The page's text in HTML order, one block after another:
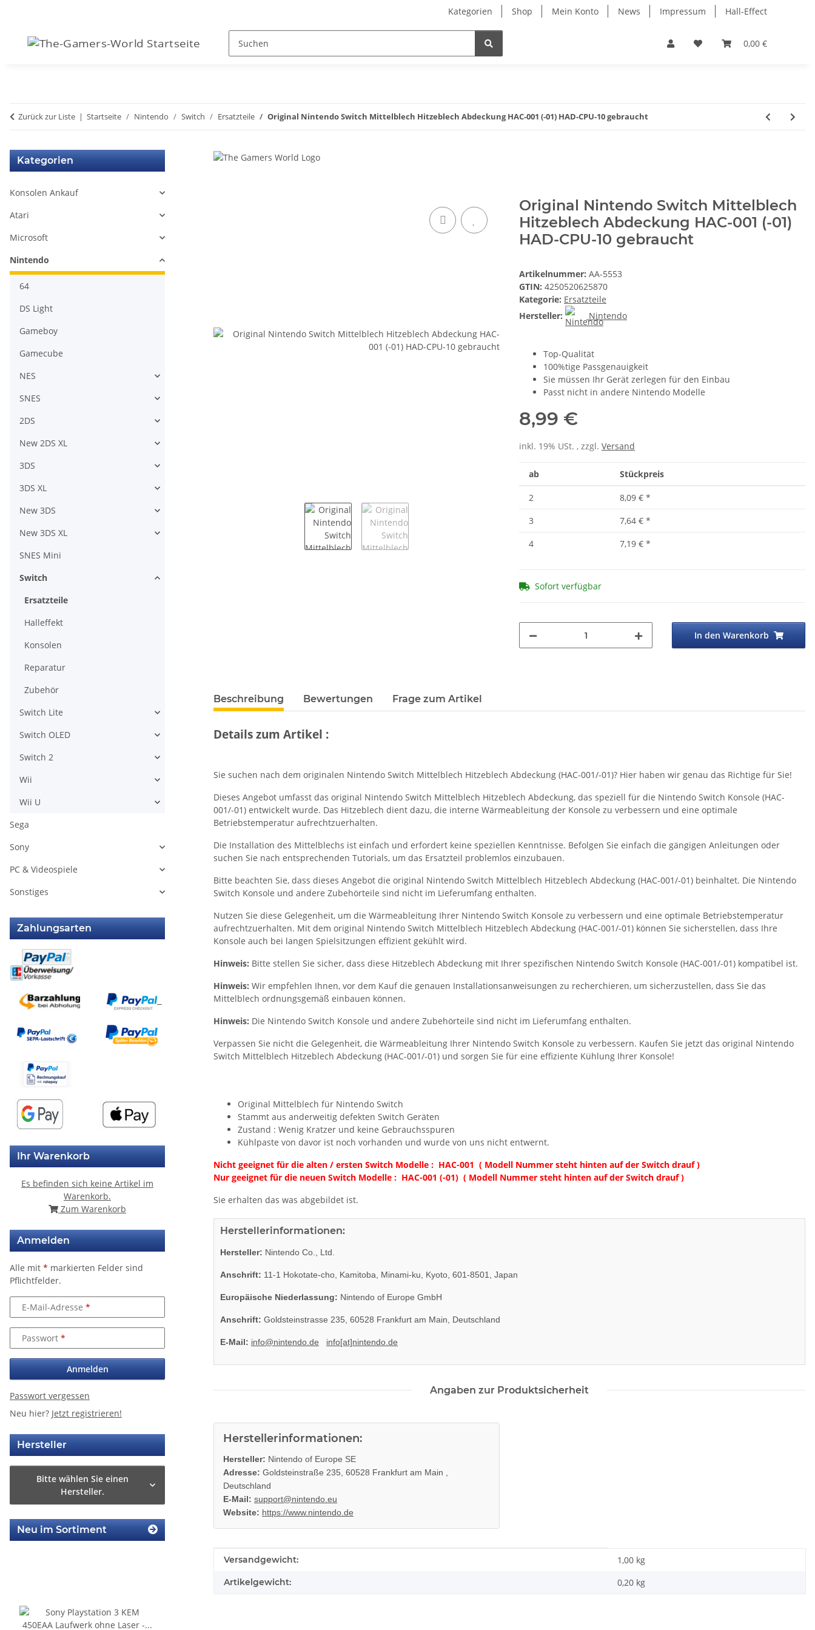
Kategorien Shop Mein Konto News Impressum Hall-Effect
0,00 €
Zurück zur Liste Startseite Nintendo Switch Ersatzteile Original Nintendo Switch Mittelblech Hitzeblech Abdeckung HAC-001 (-01) HAD-CPU-10 gebraucht
Original Nintendo Switch Mittelblech
Hitzeblech Abdeckung HAC-001 (-01)
HAD-CPU-10 gebraucht
Artikelnummer: AA-5553
GTIN: 4250520625870
Kategorie: Ersatzteile
Hersteller:
Nintendo
Top-Qualität
100%tige Passgenauigkeit
Sie müssen Ihr Gerät zerlegen für den Einbau
Passt nicht in andere Nintendo Modelle
8,99 €
inkl. 19% USt. , zzgl. Versand
ab Stückpreis
2 8,09 € *
3
7,64 € *
4
7,19 € *
Sofort verfügbar
In den Warenkorb
weitere Registerkarten anzeigen
Beschreibung Bewertungen Frage zum Artikel
Details zum Artikel :
Sie suchen nach dem originalen Nintendo Switch Mittelblech Hitzeblech Abdeckung (HAC-001/-01)? Hier haben wir genau das Richtige für Sie!
Dieses Angebot umfasst das original Nintendo Switch Mittelblech Hitzeblech Abdeckung, das speziell für die Nintendo Switch Konsole (HAC-
001/-01) entwickelt wurde. Das Hitzeblech dient dazu, die interne Wärmeableitung der Konsole zu verbessern und eine optimale
Betriebstemperatur aufrechtzuerhalten.
Die Installation des Mittelblechs ist einfach und erfordert keine speziellen Kenntnisse. Befolgen Sie einfach die gängigen Anleitungen oder
suchen Sie nach entsprechenden Tutorials, um das Ersatzteil problemlos einzubauen.
Bitte beachten Sie, dass dieses Angebot die original Nintendo Switch Mittelblech Hitzeblech Abdeckung (HAC-001/-01) beinhaltet. Die Nintendo
Switch Konsole und andere Zubehörteile sind nicht im Lieferumfang enthalten.
Nutzen Sie diese Gelegenheit, um die Wärmeableitung Ihrer Nintendo Switch Konsole zu verbessern und eine optimale Betriebstemperatur
aufrechtzuerhalten. Mit dem original Nintendo Switch Mittelblech Hitzeblech Abdeckung (HAC-001/-01) können Sie sicherstellen, dass Ihre
Konsole auch bei langen Spielsitzungen effizient gekühlt wird.
Hinweis: Bitte stellen Sie sicher, dass diese Hitzeblech Abdeckung mit Ihrer spezifischen Nintendo Switch Konsole (HAC-001/-01) kompatibel ist.
Hinweis: Wir empfehlen Ihnen, vor dem Kauf die genauen Installationsanweisungen zu recherchieren, um sicherzustellen, dass Sie das
Mittelblech ordnungsgemäß einbauen können.
Hinweis: Die Nintendo Switch Konsole und andere Zubehörteile sind nicht im Lieferumfang enthalten.
Verpassen Sie nicht die Gelegenheit, die Wärmeableitung Ihrer Nintendo Switch Konsole zu verbessern. Kaufen Sie jetzt das original Nintendo
Switch Mittelblech Hitzeblech Abdeckung (HAC-001/-01) und sorgen Sie für eine effiziente Kühlung Ihrer Konsole!
Original Mittelblech für Nintendo Switch
Stammt aus anderweitig defekten Switch Geräten
Zustand : Wenig Kratzer und keine Gebrauchsspuren
Kühlpaste von davor ist noch vorhanden und wurde von uns nicht entwernt.
Nicht geeignet für die alten / ersten Switch Modelle : HAC-001 ( Modell Nummer steht hinten auf der Switch drauf )
Nur geeignet für die neuen Switch Modelle : HAC-001 (-01) ( Modell Nummer steht hinten auf der Switch drauf )
Sie erhalten das was abgebildet ist.
Herstellerinformationen:
Hersteller: Nintendo Co., Ltd.
Anschrift: 11-1 Hokotate-cho, Kamitoba, Minami-ku, Kyoto, 601-8501, Japan
Europäische Niederlassung: Nintendo of Europe GmbH
Anschrift: Goldsteinstrasse 235, 60528 Frankfurt am Main, Deutschland
E-Mail: info@nintendo.de info[at]nintendo.de
Angaben zur Produktsicherheit
Herstellerinformationen:
Hersteller: Nintendo of Europe SE
Adresse: Goldsteinstraße 235, 60528 Frankfurt am Main ,
Deutschland
E-Mail: support@nintendo.eu
Website: https://www.nintendo.de
Produkteigenschaft
Wert
Versandgewicht: 1,00 kg
Artikelgewicht: 0,20 kg
Kategorien
Konsolen Ankauf
Atari
Microsoft
Nintendo
64
DS Light
Gameboy
Gamecube
NES
SNES
2DS
New 2DS XL
3DS
3DS XL
New 3DS
New 3DS XL
SNES Mini
Switch
Ersatzteile
Halleffekt
Konsolen
Reparatur
Zubehör
Switch Lite
Switch OLED
Switch 2
Wii
Wii U
Sega
Sony
PC & Videospiele
Sonstiges
Zahlungsarten
Ihr Warenkorb
Es befinden sich keine Artikel im
Warenkorb.
Zum Warenkorb
Anmelden
Alle mit * markierten Felder sind
Pflichtfelder.
E-Mail-Adresse
Passwort
Anmelden
Passwort vergessen
Neu hier? Jetzt registrieren!
Hersteller
Bitte wählen Sie einen
Hersteller.
Neu im Sortiment